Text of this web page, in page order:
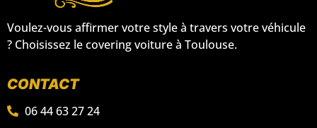
Voulez-vous affirmer votre style à travers votre véhicule
? Choisissez le covering voiture à Toulouse.
CONTACT
06 44 63 27 24